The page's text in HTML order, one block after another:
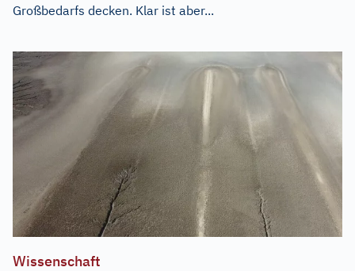
Großbedarfs decken. Klar ist aber...
Wissenschaft